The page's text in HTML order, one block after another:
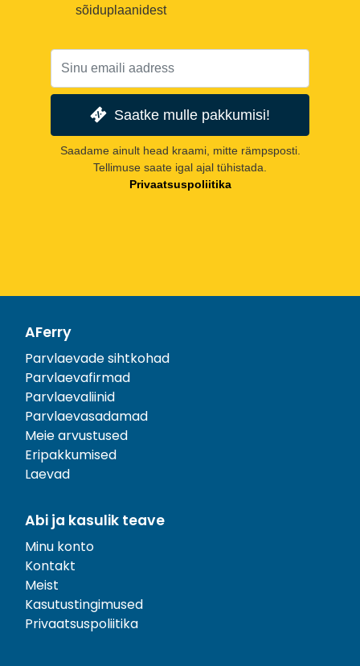
sõiduplaanidest
Saatke mulle pakkumisi!
Saadame ainult head kraami, mitte rämpsposti.
Tellimuse saate igal ajal tühistada.
Privaatsuspoliitika
AFerry
Parvlaevade sihtkohad
Parvlaevafirmad
Parvlaevaliinid
Parvlaevasadamad
Meie arvustused
Eripakkumised
Laevad
Abi ja kasulik teave
Minu konto
Kontakt
Meist
Kasutustingimused
Privaatsuspoliitika